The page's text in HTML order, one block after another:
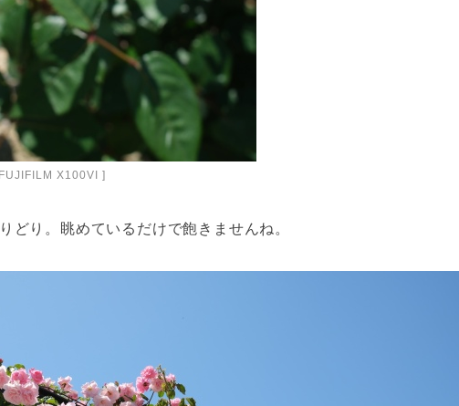
X100VI ]
どり。眺めているだけで飽きませんね。